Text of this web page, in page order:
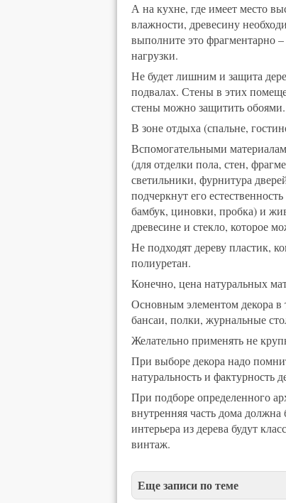
А на кухне, где имеет место
влажности, древесину
выполните это фрагментарно
нагрузки.
Не будет лишним и защита
подвалах. Стены в этих
стены можно защитить обоями.
В зоне отдыха (спальне,
Вспомогательными
(для отделки пола, стен,
светильники, фурнитура
подчеркнут его
бамбук, циновки, пробка) и
древесине и стекло, которое
Не подходят дереву пластик,
полиуретан.
Конечно, цена натуральных
Основным элементом декора в
бансаи, полки, журнальные
Желательно применять не
При выборе декора надо
натуральность и фактурность
При подборе определенного
внутренняя часть дома
интерьера из дерева будут
винтаж.
Еще записи по теме